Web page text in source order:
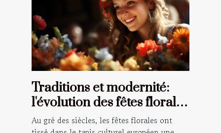
Traditions et modernité:
l'évolution des fêtes florales
à travers le temps en
Au gré des siècles, les fêtes florales ont